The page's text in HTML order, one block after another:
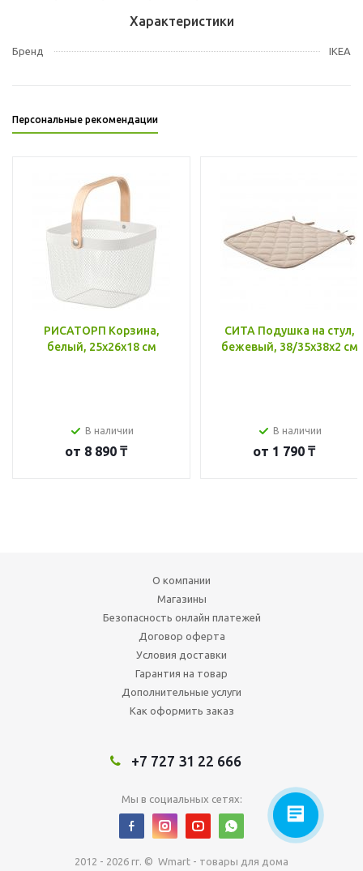
Характеристики
Бренд IKEA
Персональные рекомендации
РИСАТОРП Корзина,
белый, 25x26x18 см
В наличии
от 8 890 ₸
СИТА Подушка на стул,
бежевый, 38/35x38x2 см
В наличии
от 1 790 ₸
О компании
Магазины
Безопасность онлайн платежей
Договор оферта
Условия доставки
Гарантия на товар
Дополнительные услуги
Как оформить заказ
+7 727 31 22 666
Мы в социальных сетях:
2012 - 2026 гг. © Wmart - товары для дома